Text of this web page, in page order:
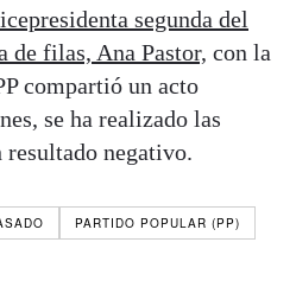
segunda del
de filas, Ana Pastor, con la
compartió un acto
se ha realizado las
resultado negativo.
PARTIDO POPULAR (PP)